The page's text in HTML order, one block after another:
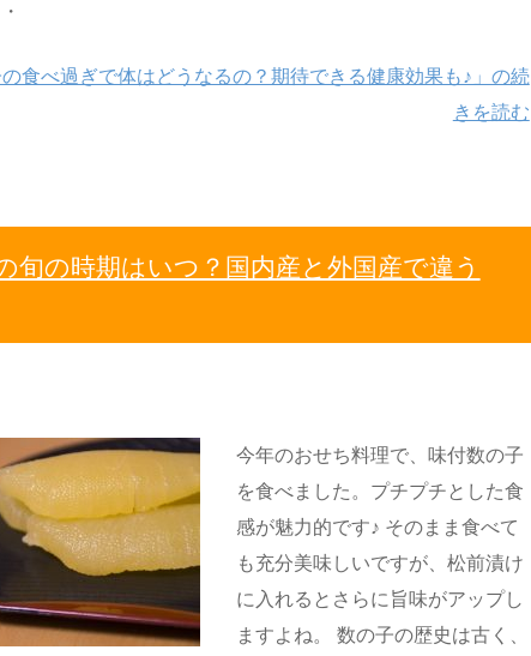
の食べ過ぎで体はどうなるの？期待できる健康効果も♪」の続
きを読む
旬の時期はいつ？国内産と外国産で違う
今年のおせち料理で、味付数の子
を食べました。プチプチとした食
感が魅力的です♪ そのまま食べて
も充分美味しいですが、松前漬け
に入れるとさらに旨味がアップし
ますよね。 数の子の歴史は古く、